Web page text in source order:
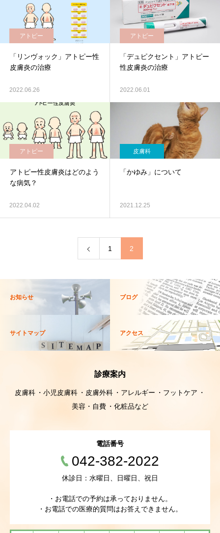
アトピー
「リンヴォック」アトピー性
皮膚炎の治療
2022.06.26
アトピー
「デュピクセント」アトピー
性皮膚炎の治療
2022.06.01
アトピー
アトピー性皮膚炎はどのよう
な病気？
2022.04.02
皮膚科
「かゆみ」について
2021.12.25
1 2
お知らせ ブログ
サイトマップ アクセス
診療案内
皮膚科 小児皮膚科 皮膚外科 アレルギー
フットケア
美容・自費
化粧品など
電話番号
042-382-2022
休診日：水曜日、日曜日、祝日
・お電話での予約は承っておりません。
・お電話での医療的質問はお答えできません。